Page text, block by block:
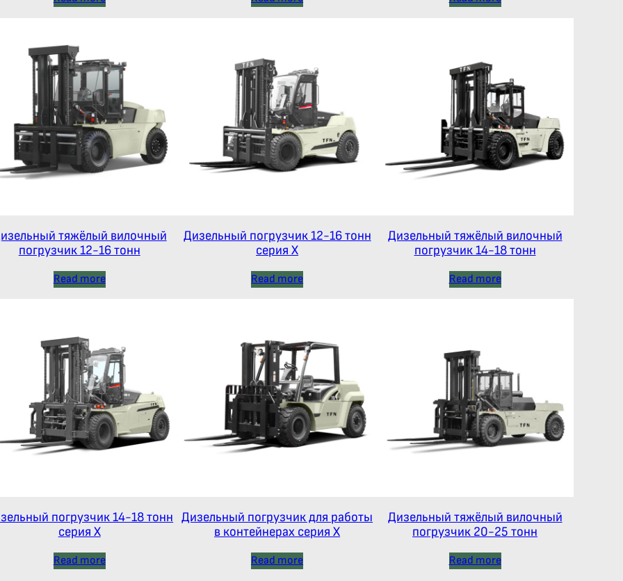
тяжёлый вилочный
погрузчик 12-16 тонн
Read more
Дизельный погрузчик 12-16 тонн
серия Х
Read more
Дизельный тяжёлый вилочный
погрузчик 14-18 тонн
Read more
погрузчик 14-18 тонн
серия Х
Read more
Дизельный погрузчик для работы
в контейнерах серия Х
Read more
Дизельный тяжёлый вилочный
погрузчик 20-25 тонн
Read more